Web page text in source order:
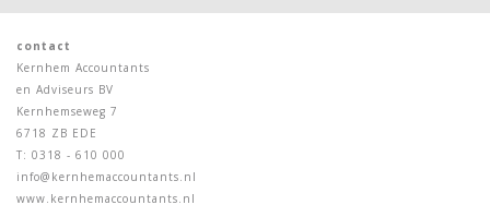
contact
Kernhem Accountants
en Adviseurs BV
Kernhemseweg 7
6718 ZB EDE
T: 0318 - 610 000
info@kernhemaccountants.nl
www.kernhemaccountants.nl